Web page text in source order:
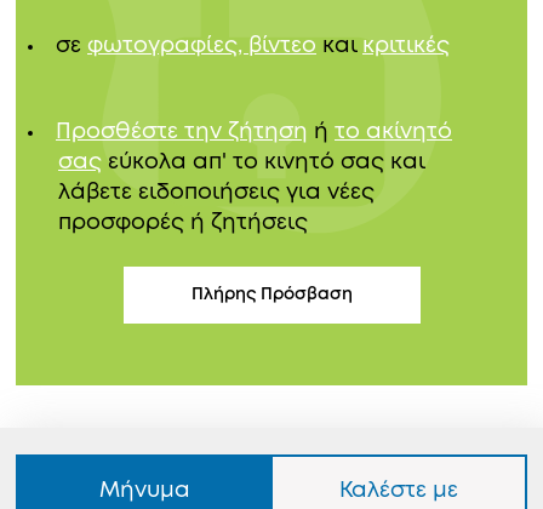
σε φωτογραφίες, βίντεο και κριτικές
Προσθέστε την ζήτηση ή το ακίνητό
σας εύκολα απ' το κινητό σας και
λάβετε ειδοποιήσεις για νέες
προσφορές ή ζητήσεις
Πλήρης Πρόσβαση
Μήνυμα Καλέστε με